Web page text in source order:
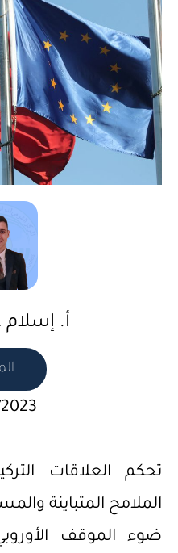
أ. إسلام
تحكم العلاقات
الملامح المتباينة
ضوء الموقف